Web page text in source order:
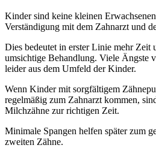
Kinder sind keine kleinen
Verständigung mit dem Zahnarzt und
Dies bedeutet in erster Linie mehr Zeit
umsichtige Behandlung. Viele Ängste
leider aus dem Umfeld der Kinder.
Wenn Kinder mit sorgfältigem
regelmäßig zum Zahnarzt kommen,
Milchzähne zur richtigen Zeit.
Minimale Spangen helfen später zum
zweiten Zähne.